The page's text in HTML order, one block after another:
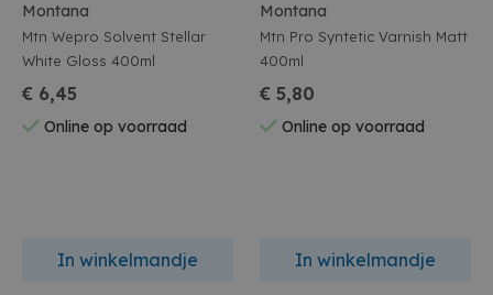
Montana
Mtn Wepro Solvent Stellar
White Gloss 400ml
€ 6,45
Online op voorraad
In winkelmandje
Montana
Mtn Pro Syntetic Varnish Matt
400ml
€ 5,80
Online op voorraad
In winkelmandje